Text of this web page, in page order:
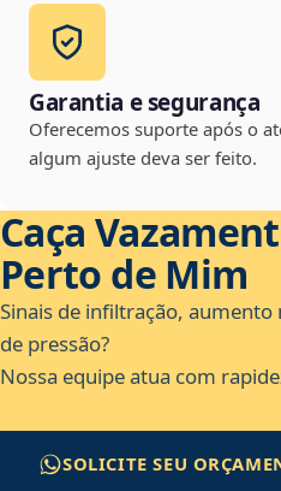
Garantia e segurança
Oferecemos suporte após o
algum ajuste deva ser feito.
Caça
Perto de Mim
Sinais de infiltração, aumento
de pressão?
Nossa equipe atua com
SOLICITE SEU